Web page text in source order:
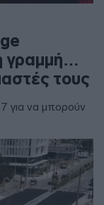
γραμμή…
τους
για να μπορούν